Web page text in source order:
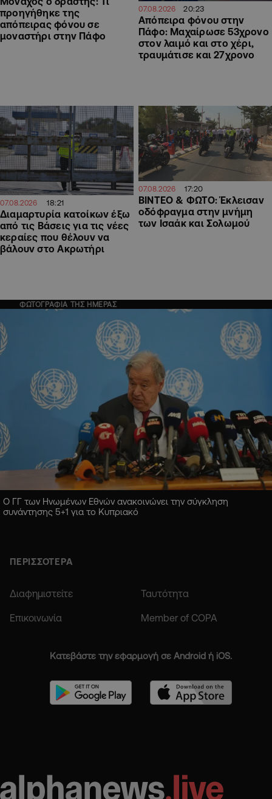
προηγήθηκε της
απόπειρας φόνου σε
μοναστήρι στην Πάφο
07.08.2026 20:23
Απόπειρα φόνου στην
Πάφο: Μαχαίρωσε 53χρονο
στον λαιμό και στο χέρι,
τραυμάτισε και 27χρονο
07.08.2026 18:21
Διαμαρτυρία κατοίκων έξω
από τις Βάσεις για τις νέες
κεραίες που θέλουν να
βάλουν στο Ακρωτήρι
07.08.2026 17:20
ΒΙΝΤΕΟ & ΦΩΤΟ: Έκλεισαν
οδόφραγμα στην μνήμη
των Ισαάκ και Σολωμού
ΦΩΤΟΓΡΑΦΙΑ ΤΗΣ ΗΜΕΡΑΣ
Ο ΓΓ των Ηνωμένων Εθνών ανακοινώνει την σύγκληση
συνάντησης 5+1 για το Κυπριακό
ΠΕΡΙΣΣΟΤΕΡΑ
Διαφημιστείτε Ταυτότητα
Επικοινωνία Member of COPA
Κατεβάστε την εφαρμογή σε Android ή iOS.